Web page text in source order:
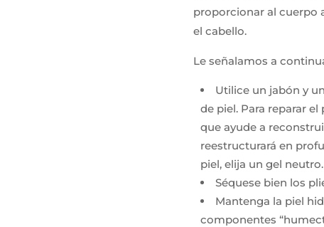
proporcionar al cuerpo
el cabello.
Le señalamos a
Utilice un jabón y
de piel. Para reparar
que ayude a
reestructurará en
piel, elija un gel neutro.
Séquese bien los
Mantenga la piel
componentes